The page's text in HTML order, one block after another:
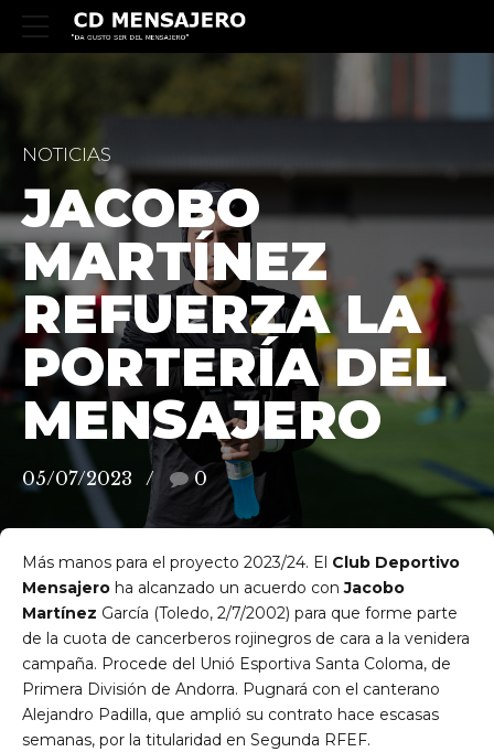
NOTICIAS
JACOBO
MARTÍNEZ
REFUERZA LA
PORTERÍA DEL
MENSAJERO
05/07/2023 0
Más manos para el proyecto 2023/24. El Club Deportivo
Mensajero ha alcanzado un acuerdo con Jacobo
Martínez García (Toledo, 2/7/2002) para que forme parte
de la cuota de cancerberos rojinegros de cara a la venidera
campaña. Procede del Unió Esportiva Santa Coloma, de
Primera División de Andorra. Pugnará con el canterano
Alejandro Padilla, que amplió su contrato hace escasas
semanas, por la titularidad en Segunda RFEF.